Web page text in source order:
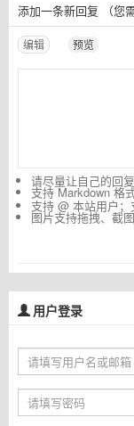
添加一条新回复 （您
编辑 预览
请尽量让自己的回
支持 Markdown 格
支持 @ 本站用户
图片支持拖拽、截
用户登录